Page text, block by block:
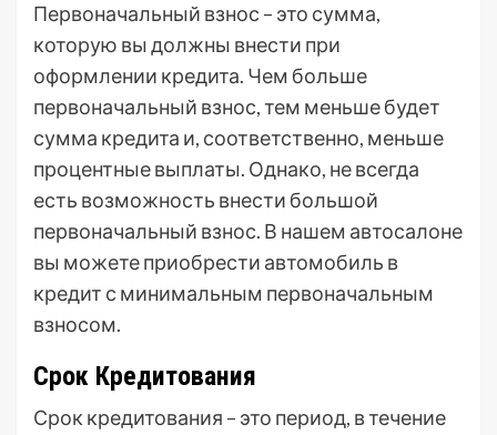
Первоначальный взнос – это сумма,
которую вы должны внести при
оформлении кредита. Чем больше
первоначальный взнос, тем меньше будет
сумма кредита и, соответственно, меньше
процентные выплаты. Однако, не всегда
есть возможность внести большой
первоначальный взнос. В нашем автосалоне
вы можете приобрести автомобиль в
кредит с минимальным первоначальным
взносом.
Срок Кредитования
Срок кредитования – это период, в течение